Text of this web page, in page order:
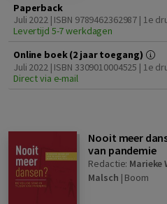
Paperback
Juli 2022 | ISBN 9789462362987 | 1e
Levertijd 5-7 werkdagen
Online boek (2 jaar toegang)
Juli 2022 | ISBN 3309010004525 | 1e
Direct via e-mail
Nooit meer
van pandemie
Redactie: Marieke
Malsch | Boom